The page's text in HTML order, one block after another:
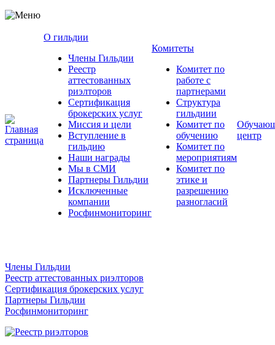
О гильдии
Члены Гильдии
Реестр
аттестованных
риэлторов
Сертификация
брокерских услуг
Миссия и цели
Вступление в
гильдию
Наши награды
Мы в СМИ
Партнеры Гильдии
Исключенные
компании
Росфинмониторинг
Комитеты
Комитет по
работе с
партнерами
Структура
гильдиии
Комитет по
обучению
Комитет по
мероприятиям
Комитет по
этике и
разрешению
разногласий
центр
Члены Гильдии
Реестр аттестованных риэлторов
Сертификация брокерских услуг
Партнеры Гильдии
Росфинмониторинг